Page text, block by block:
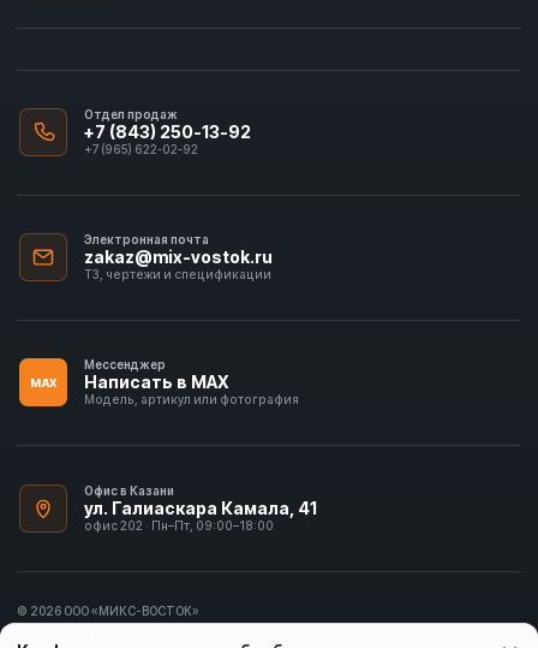
Отдел продаж
+7 (843) 250-13-92
+7 (965) 622-02-92
Электронная почта
zakaz@mix-vostok.ru
ТЗ, чертежи и спецификации
MAX
Мессенджер
Написать в MAX
Модель, артикул или фотография
Офис в Казани
ул. Галиаскара Камала, 41
офис 202 · Пн–Пт, 09:00–18:00
© 2026 ООО «МИКС-ВОСТОК»